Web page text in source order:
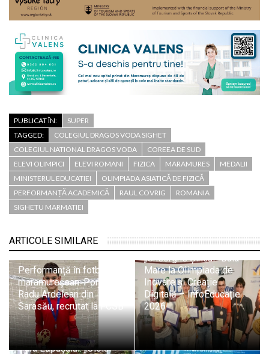
PUBLICAT ÎN:
SUPER
TAGGED:
COLEGIUL DRAGOS VODA SIGHET
COLEGIUL NATIONAL DRAGOS VODA
COREEA DE SUD
ELEVI OLIMPICI
ELEVI ROMANI FIZICA MARAMURES
MEDALII
MINISTERUL EDUCATIEI
OLIMPIADA ASIATICĂ DE FIZICĂ
PERFORMANȚĂ ACADEMICĂ
RAUL COVRIG
ROMANIA
SIGHETU MARMATIEI
ARTICOLE SIMILARE
Performanță în fotbalul
maramureșean: Portarul
Radu Ardelean din
Sarasău, recrutat la FCSB
elevii Colegiului
„Gheorghe Șincai” Baia
Mare la Olimpiada de
Inovare și Creație
Digitală – InfoEducație
2026
Tradiție și pasiune din
Țara Lăpușului: „Oloiul